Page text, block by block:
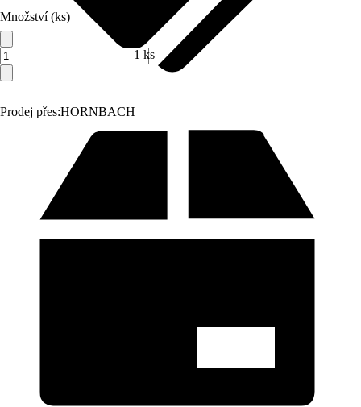
Prodej přes:HORNBACH
Množství (ks)
1 ks